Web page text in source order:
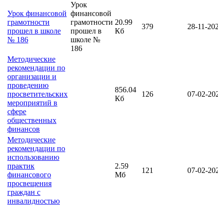
Урок финансовой
грамотности
прошел в школе
№ 186
Урок
финансовой
грамотности
прошел в
школе №
186
20.99
Кб
379 28-11-
Методические
рекомендации по
организации и
проведению
просветительских
мероприятий в
сфере
общественных
финансов
856.04
Кб
126 07-02-
Методические
рекомендации по
использованию
практик
финансового
просвещения
граждан с
инвалидностью
2.59
Мб
121 07-02-